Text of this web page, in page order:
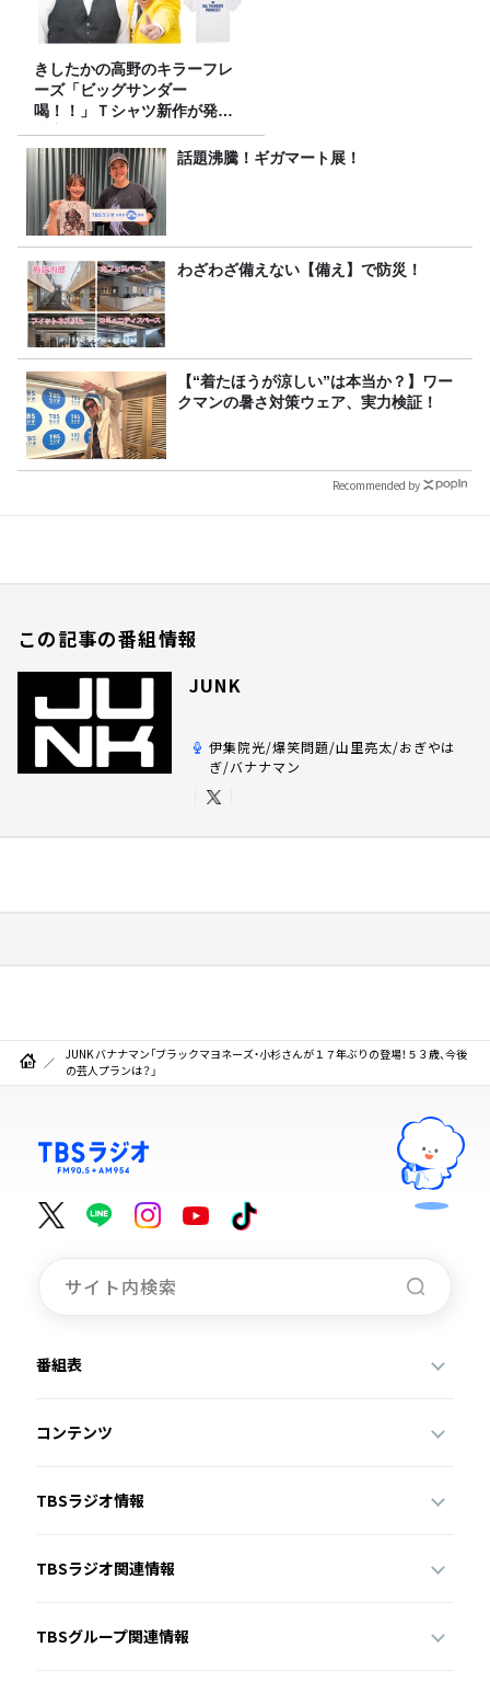
きしたかの高野のキラーフレ
ーズ「ビッグサンダー
喝！！」Ｔシャツ新作が発売
決定！
話題沸騰！ギガマート展！
わざわざ備えない【備え】で防災！
【“着たほうが涼しい”は本当か？】ワー
クマンの暑さ対策ウェア、実力検証！
Recommended by
この記事の番組情報
JUNK
伊集院光/爆笑問題/山里亮太/おぎやは
ぎ/バナナマン
JUNK バナナマン「ブラックマヨネーズ・小杉さんが１７年ぶりの登場！５３歳、今後
の芸人プランは？」
番組表
コンテンツ
TBSラジオ情報
TBSラジオ関連情報
TBSグループ関連情報